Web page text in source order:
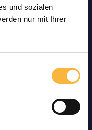
und sozialen
nur mit Ihrer
wir auch ein
bei. Bei
auf